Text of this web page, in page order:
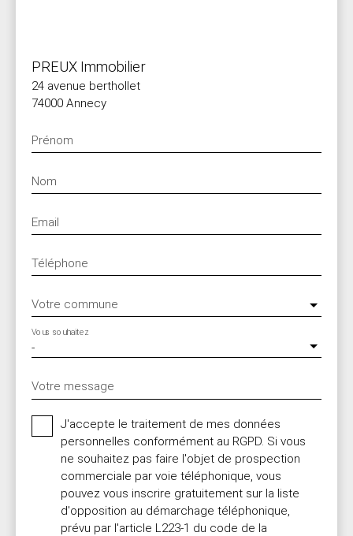
PREUX Immobilier
24 avenue berthollet
74000 Annecy
Prénom
Nom
Email
Téléphone
Votre commune
-
Vous souhaitez
Votre message
J'accepte le traitement de mes données
personnelles conformément au RGPD. Si vous
ne souhaitez pas faire l'objet de prospection
commerciale par voie téléphonique, vous
pouvez vous inscrire gratuitement sur la liste
d'opposition au démarchage téléphonique,
prévu par l'article L223-1 du code de la